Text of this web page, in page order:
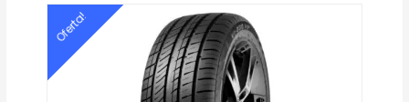
Oferta!
El
precio
original
era:
$258.068.